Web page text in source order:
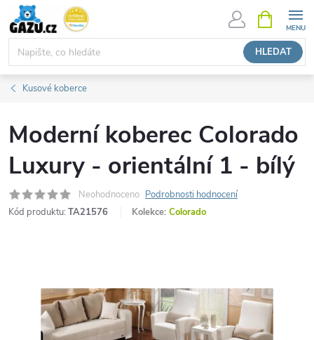
Přejít
obsah
HLEDAT
NÁKUPNÍ
KOŠÍK
Kusové koberce
Moderní koberec Colorado
Luxury - orientální 1 - bílý
Neohodnoceno Podrobnosti hodnocení
Kód produktu: TA21576 Kolekce: Colorado